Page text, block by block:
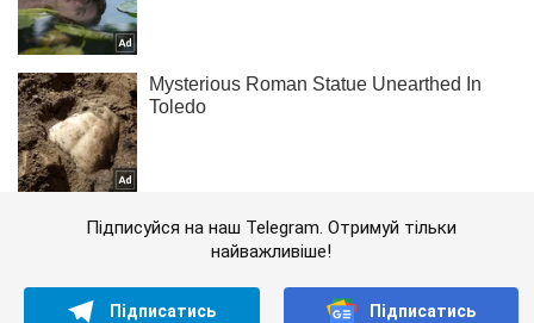
Підписуйся на наш Telegram. Отримуй тільки
найважливіше!
Підписатись Підписатись